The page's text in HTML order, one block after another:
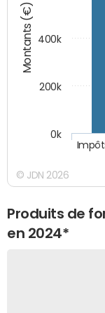
Montants (€)
0k
200k
400k
© JDN 2026
Produits de
en 2024*